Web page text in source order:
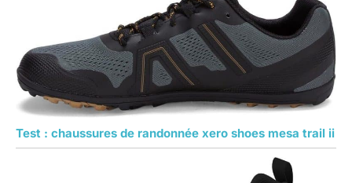
Test : chaussures de randonnée xero shoes mesa trail ii